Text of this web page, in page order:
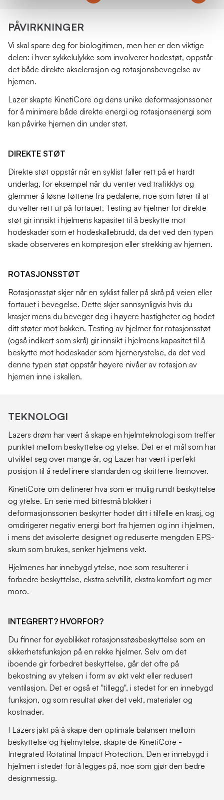
PÅVIRKNINGER
Vi skal spare deg for biologitimen, men her er den viktige
delen: i hver sykkelulykke som involverer hodestøt, oppstår
det både direkte akselerasjon og rotasjonsbevegelse av
hjernen.
Lazer skapte KinetiCore og dens unike deformasjonssoner
for å minimere både direkte energi og rotasjonsenergi som
kan påvirke hjernen din under støt.
DIREKTE STØT
Direkte støt oppstår når en syklist faller rett på et hardt
underlag, for eksempel når du venter ved trafikklys og
glemmer å løsne føttene fra pedalene, noe som fører til at
du velter rett ut på fortauet. Testing av hjelmer for direkte
støt gir innsikt i hjelmens kapasitet til å beskytte mot
hodeskader som et hodeskallebrudd, da det ved den typen
skade observeres en kompresjon eller strekking av hjernen.
ROTASJONSSTØT
Rotasjonsstøt skjer når en syklist faller på skrå på veien eller
fortauet i bevegelse. Dette skjer sannsynligvis hvis du
krasjer mens du beveger deg i høyere hastigheter og hodet
ditt støter mot bakken. Testing av hjelmer for rotasjonsstøt
(også indikert som skrå) gir innsikt i hjelmens kapasitet til å
beskytte mot hodeskader som hjernerystelse, da det ved
denne typen støt oppstår høyere nivåer av rotasjon av
hjernen inne i skallen.
TEKNOLOGI
Lazers drøm har vært å skape en hjelmteknologi som treffer
punktet mellom beskyttelse og ytelse. Det er et mål som har
utviklet seg over mange år, og Lazer har vært i perfekt
posisjon til å redefinere standarden og skrittene fremover.
KinetiCore om definerer hva som er mulig rundt beskyttelse
og ytelse. En serie med bittesmå blokker i
deformasjonssonen beskytter hodet ditt i tilfelle en krasj, og
omdirigerer negativ energi bort fra hjernen og inn i hjelmen,
i mens det avisolerte designet og reduserte mengden EPS-
skum som brukes, senker hjelmens vekt.
Hjelmenes har innebygd ytelse, noe som resulterer i
forbedre beskyttelse, ekstra selvtillit, ekstra komfort og mer
moro.
INTEGRERT? HVORFOR?
Du finner for øyeblikket rotasjonsstøsbeskyttelse som en
sikkerhetsfunksjon på en rekke hjelmer. Selv om det
iboende gir forbedret beskyttelse, går det ofte på
bekostning av ytelsen i form av økt vekt eller redusert
ventilasjon. Det er også et "tillegg", i stedet for en innebygd
funksjon, og som resultat øker det vekt, materialer og
kostnader.
I Lazers jakt på å skape den optimale balansen mellom
beskyttelse og hjelmytelse, skapte de KinetiCore -
Integrated Rotatinal Impact Protection. Den er innebygd i
hjelmen i stedet for å legges på, noe som gjør den bedre
designmessig.